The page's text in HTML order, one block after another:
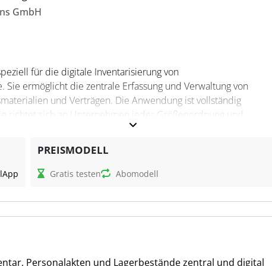
GmbH
für die digitale Inventarisierung von
ermöglicht die zentrale Erfassung und Verwaltung von
und Verträgen. Die Anwendung ist vollständig
richtet sich an Unternehmen jeder Größenordnung und
an die internen Prozesse und Anforderungen des
Übergabeprotokolle. Die Software erleichtert das Asset-
Für Steuerfachleute ist eine klar strukturierte
von großer Bedeutung. Dies ermöglicht eine zielgerichtete
App
PREISMODELL
Gratis testen Abomodell
Personalakten und Lagerbestände zentral und digital